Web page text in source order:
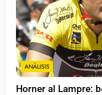
ANÁLISIS
Horner al Lampre: